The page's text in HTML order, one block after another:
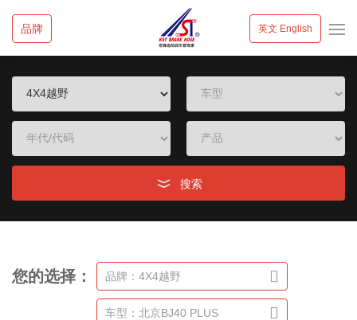
品牌 英文 English
搜索
您的选择： 品牌：4X4越野
车型：北京BJ40 PLUS